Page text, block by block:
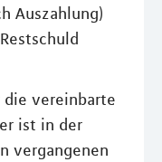
Auszahlung)
die vereinbarte
ist in der
vergangenen